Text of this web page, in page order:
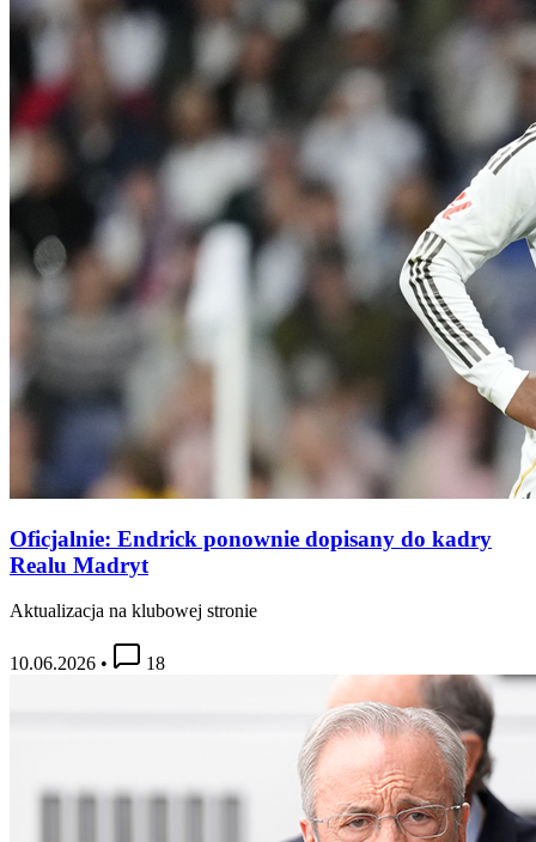
Oficjalnie: Endrick ponownie dopisany do kadry
Realu Madryt
Aktualizacja na klubowej stronie
10.06.2026 • 18